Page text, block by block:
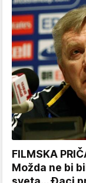
FILMSKA
Možda ne bi